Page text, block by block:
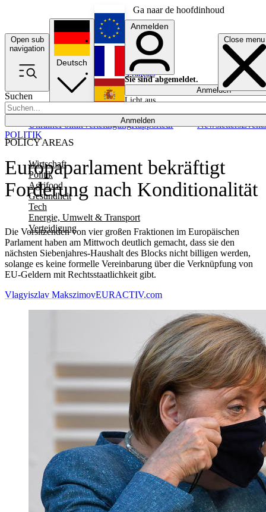
Ga naar de hoofdinhoud
Open sub
navigation
Close menu
Suchen
Anmelden
POLICY AREAS
Wirtschaft
Politik
Agrifood
Gesundheit
Tech
Energie, Umwelt & Transport
Verteidigung
UkrainePolitikVerteidigungRapporteur NewslettersEvents
Deutsch
English
Français
Anmelden
Sie sind abgemeldet.
Anmelden
Licht aus
Europaparlament bekräftigt
Forderung nach Konditionalität
Die Vorsitzenden von vier großen Fraktionen im Europäischen
Parlament haben am Mittwoch deutlich gemacht, dass sie den
nächsten Siebenjahres-Haushalt des Blocks nicht billigen werden,
solange es keine formelle Vereinbarung über die Verknüpfung von
EU-Geldern mit Rechtsstaatlichkeit gibt.
POLITIK
Vlagyiszlav MakszimovEURACTIV.com